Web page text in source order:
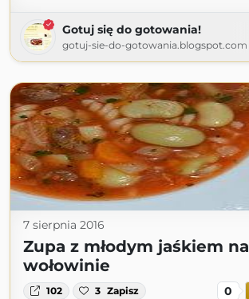
Gotuj się do gotowania!
gotuj-sie-do-gotowania.blogspot.com
7 sierpnia 2016
Zupa z młodym jaśkiem na
wołowinie
102 3 Zapisz 0